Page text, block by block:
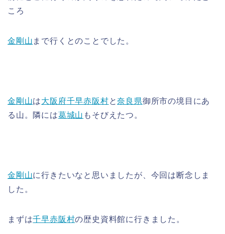
ころ
金剛山 まで行くとのことでした。
金剛山は大阪府千早赤阪村と奈良県御所市の境目にあ
る山。隣には葛城山 もそびえたつ。
金剛山に行きたいなと思いましたが、今回は断念しま
した。
まずは千早赤阪村の歴史資料館に行きました。